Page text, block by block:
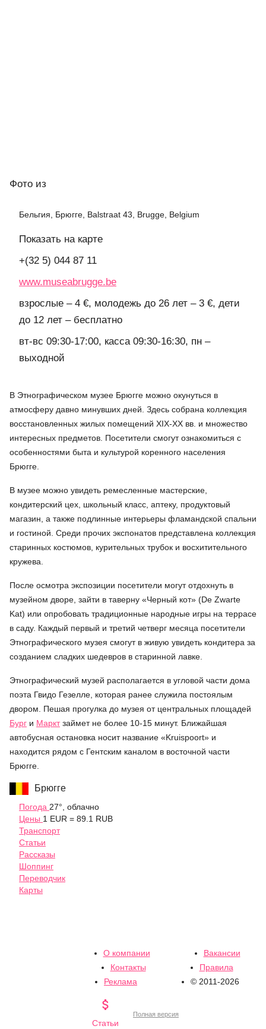
Фото из
Бельгия, Брюгге, Balstraat 43, Brugge, Belgium
Показать на карте
+(32 5) 044 87 11
www.museabrugge.be
взрослые – 4 €, молодежь до 26 лет – 3 €, дети
до 12 лет – бесплатно
вт-вс 09:30-17:00, касса 09:30-16:30, пн –
выходной
В Этнографическом музее Брюгге можно окунуться в
атмосферу давно минувших дней. Здесь собрана коллекция
восстановленных жилых помещений XIX-XX вв. и множество
интересных предметов. Посетители смогут ознакомиться с
особенностями быта и культурой коренного населения
Брюгге.
В музее можно увидеть ремесленные мастерские,
кондитерский цех, школьный класс, аптеку, продуктовый
магазин, а также подлинные интерьеры фламандской спальни
и гостиной. Среди прочих экспонатов представлена коллекция
старинных костюмов, курительных трубок и восхитительного
кружева.
После осмотра экспозиции посетители могут отдохнуть в
музейном дворе, зайти в таверну «Черный кот» (De Zwarte
Kat) или опробовать традиционные народные игры на террасе
в саду. Каждый первый и третий четверг месяца посетители
Этнографического музея смогут в живую увидеть кондитера за
созданием сладких шедевров в старинной лавке.
Этнографический музей располагается в угловой части дома
поэта Гвидо Гезелле, которая ранее служила постоялым
двором. Пешая прогулка до музея от центральных площадей
Бург и Марктзаймет не более 10-15 минут. Ближайшая
автобусная остановка носит название «Kruispoort» и
находится рядом с Гентским каналом в восточной части
Брюгге.
Брюгге
Погода 27°, облачно
Цены 1 EUR = 89.1 RUB
Транспорт
Статьи
Рассказы
Шоппинг
Переводчик
Карты
О компании
Вакансии
Контакты
Правила
Реклама
© 2011-2026

Статьи
Полная версия